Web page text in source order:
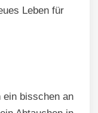
Leben für
ein bisschen an